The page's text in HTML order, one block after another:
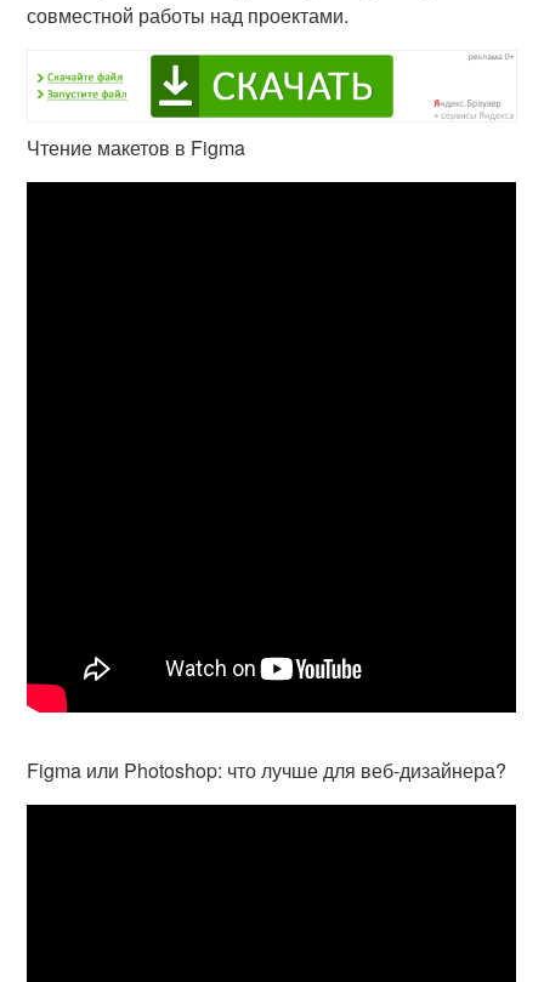
совместной работы над проектами.
Чтение макетов в Figma
Figma или Photoshop: что лучше для веб-дизайнера?